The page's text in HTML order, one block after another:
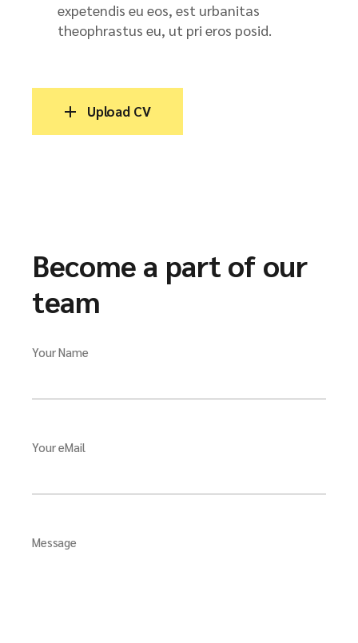
expetendis eu eos, est urbanitas
theophrastus eu, ut pri eros posid.
Upload CV
Become a part of our
team
Your Name
Your eMail
Message